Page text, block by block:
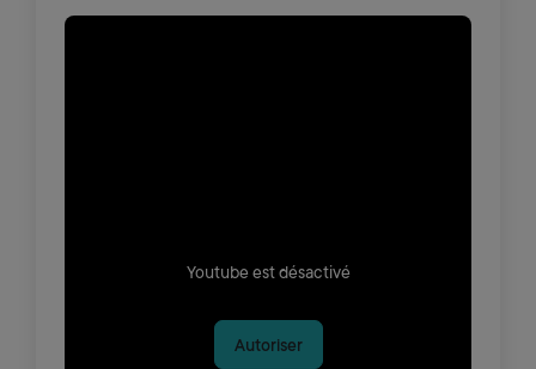
Youtube est désactivé
Autoriser